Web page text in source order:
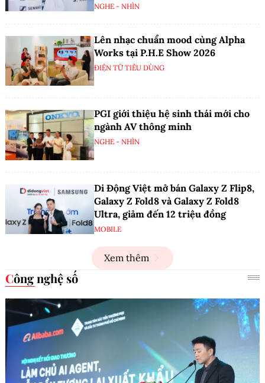
NGHE - NHÌN
Lên nhạc chuẩn mood cùng Alpha
Works tại P.H.E Show 2026
ĐIỆN TỬ TIÊU DÙNG
PGI giới thiệu hệ sinh thái mới cho
ngành AV thông minh
NGHE - NHÌN
Di Động Việt mở bán Galaxy Z Flip8,
Galaxy Z Fold8 và Galaxy Z Fold8
Ultra, giảm đến 12 triệu đồng
MOBILE
Xem thêm
Công nghệ số